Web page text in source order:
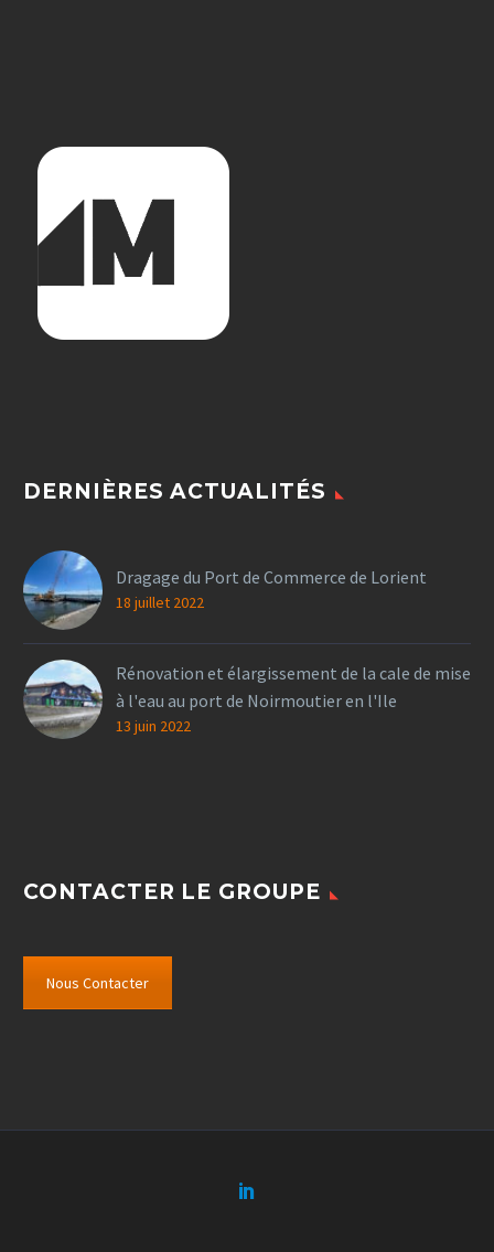
DERNIÈRES ACTUALITÉS
Dragage du Port de Commerce de Lorient
18 juillet 2022
Rénovation et élargissement de la cale de mise
à l'eau au port de Noirmoutier en l'Ile
13 juin 2022
CONTACTER LE GROUPE
Nous Contacter